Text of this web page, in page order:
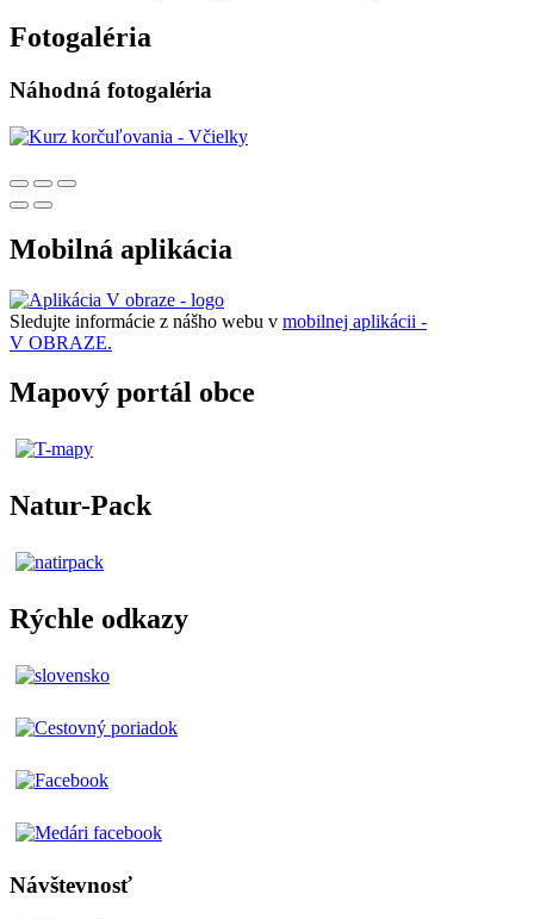
Fotogaléria
Náhodná fotogaléria
Mobilná aplikácia
Sledujte informácie z nášho webu v mobilnej aplikácii -
V OBRAZE.
Mapový portál obce
Natur-Pack
Rýchle odkazy
Návštevnosť